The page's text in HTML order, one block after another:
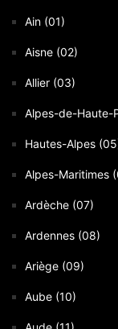
Ain (01)
Aisne (02)
Allier (03)
Alpes-de-Haute-
Hautes-Alpes
Alpes-Maritimes
Ardèche (07)
Ardennes (08)
Ariège (09)
Aube (10)